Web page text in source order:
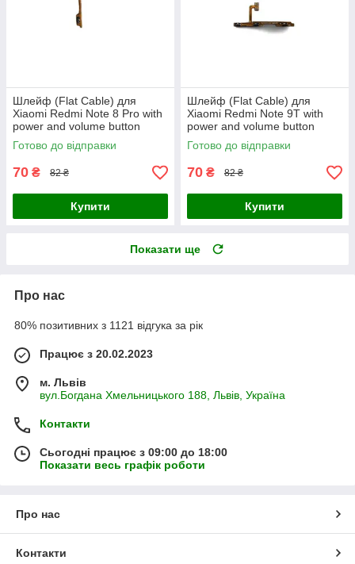
Шлейф (Flat Cable) для
Xiaomi Redmi Note 8 Pro with
power and volume button
Готово до відправки
70 ₴ 82 ₴
Купити
Шлейф (Flat Cable) для
Xiaomi Redmi Note 9T with
power and volume button
Готово до відправки
70 ₴ 82 ₴
Купити
Показати ще
Про нас
80% позитивних з 1121 відгука за рік
Працює з 20.02.2023
м. Львів
вул.Богдана Хмельницького 188, Львів, Україна
Контакти
Сьогодні працює з 09:00 до 18:00
Показати весь графік роботи
Про нас
Контакти